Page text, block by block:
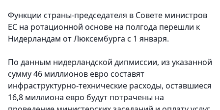
Функции страны-председателя в Совете министров
ЕС на ротационной основе на полгода перешли к
Нидерландам от Люксембурга с 1 января.
По данным нидерландской дипмиссии, из указанной
сумму 46 миллионов евро составят
инфраструктурно-технические расходы, оставшиеся
16,8 миллиона евро будут потрачены на